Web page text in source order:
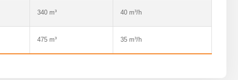
340 m³ 40 m³/h
475 m³ 35 m³/h